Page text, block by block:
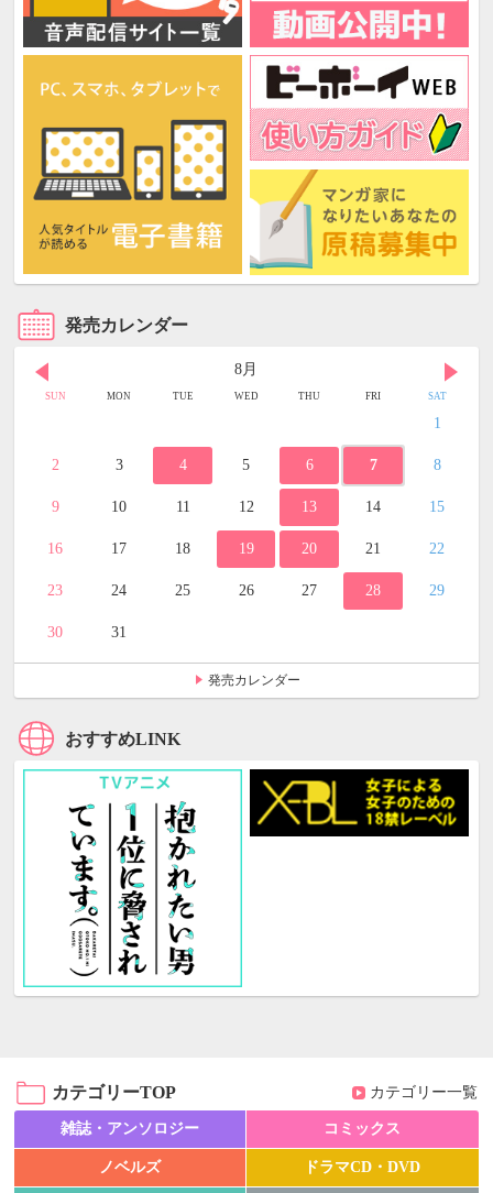
発売カレンダー
8月
SUN MON TUE WED THU FRI SAT
1
2 3 4 5 6 7 8
9 10 11 12 13 14 15
16 17 18 19 20 21 22
23 24 25 26 27 28 29
30 31
発売カレンダー
おすすめLINK
カテゴリーTOP カテゴリー一覧
雑誌・アンソロジー コミックス
ノベルズ ドラマCD・DVD